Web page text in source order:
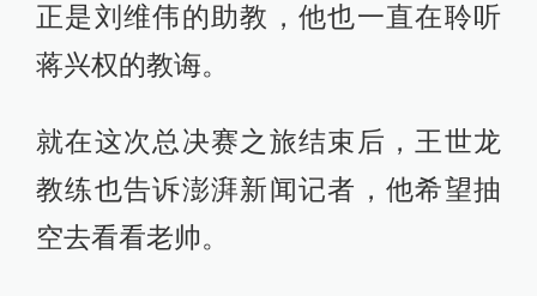
正是刘维伟的助教，他也一直在聆听
蒋兴权的教诲。
就在这次总决赛之旅结束后，王世龙
教练也告诉澎湃新闻记者，他希望抽
空去看看老帅。